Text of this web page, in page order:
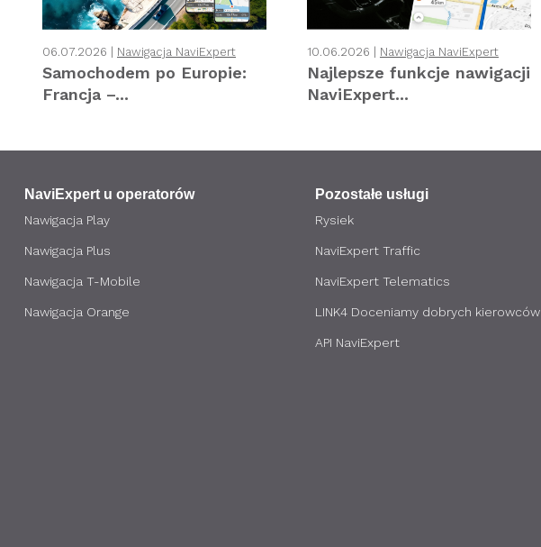
06.07.2026 | Nawigacja NaviExpert
Samochodem po Europie:
Francja –...
10.06.2026 | Nawigacja NaviExpert
Najlepsze funkcje nawigacji
NaviExpert...
NaviExpert u operatorów
Nawigacja Play
Nawigacja Plus
Nawigacja T-Mobile
Nawigacja Orange
Pozostałe usługi
Rysiek
NaviExpert Traffic
NaviExpert Telematics
LINK4 Doceniamy dobrych kierowców
API NaviExpert